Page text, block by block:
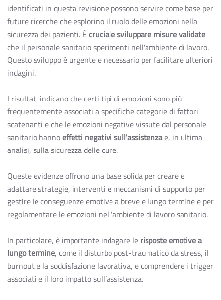
identificati in questa revisione possono servire come base per
future ricerche che esplorino il ruolo delle emozioni nella
sicurezza dei pazienti. È cruciale sviluppare misure validate
che il personale sanitario sperimenti nell'ambiente di lavoro.
Questo sviluppo è urgente e necessario per facilitare ulteriori
indagini.
I risultati indicano che certi tipi di emozioni sono più
frequentemente associati a specifiche categorie di fattori
scatenanti e che le emozioni negative vissute dal personale
sanitario hannoeffetti negativi sull'assistenzae, in ultima
analisi, sulla sicurezza delle cure.
Queste evidenze offrono una base solida per creare e
adattare strategie, interventi e meccanismi di supporto per
gestire le conseguenze emotive a breve e lungo termine e per
regolamentare le emozioni nell'ambiente di lavoro sanitario.
In particolare, è importante indagare le risposte emotive a
lungo termine, come il disturbo post-traumatico da stress, il
burnout e la soddisfazione lavorativa, e comprendere i trigger
associati e il loro impatto sull’assistenza.